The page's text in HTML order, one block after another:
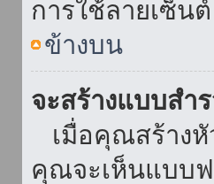
การใช้ลายเซ็น
ข้างบน
จะสร้างแบบสำ
เมื่อคุณสร้าง
คุณจะเห็นแบบ